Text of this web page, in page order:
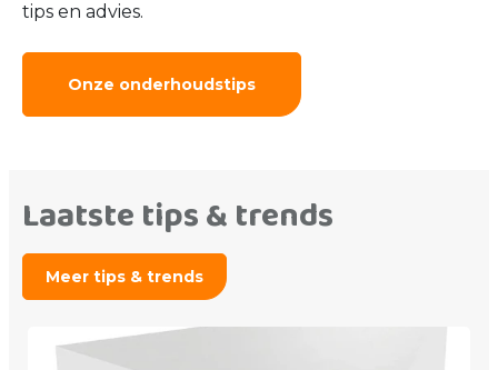
tips en advies.
Onze onderhoudstips
Laatste tips & trends
Meer tips & trends